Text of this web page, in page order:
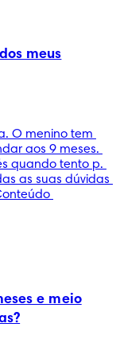
meus
O menino tem
aos 9 meses.
quando tento p.
as suas dúvidas
e meio